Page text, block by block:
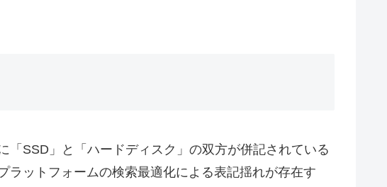
SSD」と「ハードディスク」の双方が併記されている
ラットフォームの検索最適化による表記揺れが存在す